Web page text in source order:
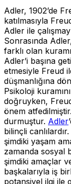
Adler, 1902’de
katılmasıyla
Adler ile
Sonrasında
farklı olan
Adler’i başına
etmesiyle Freud
düşmanlığına
Psikoloji
doğruyken,
önem
durmuştur. Adler
bilinçli
şimdiki yaşam
zamanda sosyal
şimdiki amaçlar
başkalarıyla iş
potansiyel ilgi ile